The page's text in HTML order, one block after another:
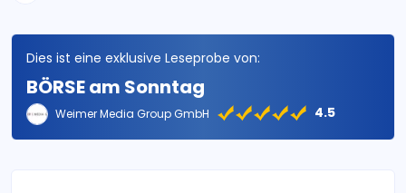
Dies ist eine exklusive Leseprobe von:
BÖRSE am Sonntag
Weimer Media Group GmbH 4.5